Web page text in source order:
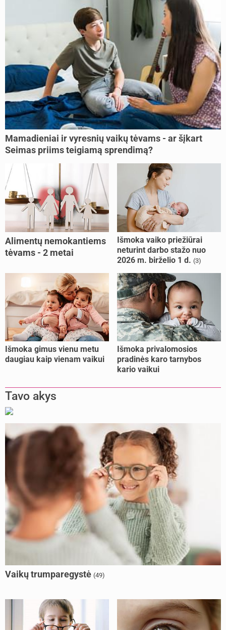
Mamadieniai ir vyresnių vaikų tėvams - ar šįkart
Seimas priims teigiamą sprendimą?
Alimentų nemokantiems
tėvams - 2 metai
Išmoka vaiko priežiūrai
neturint darbo stažo nuo
2026 m. birželio 1 d. (3)
Išmoka gimus vienu metu
daugiau kaip vienam vaikui
Išmoka privalomosios
pradinės karo tarnybos
kario vaikui
Tavo akys
Vaikų trumparegystė (49)